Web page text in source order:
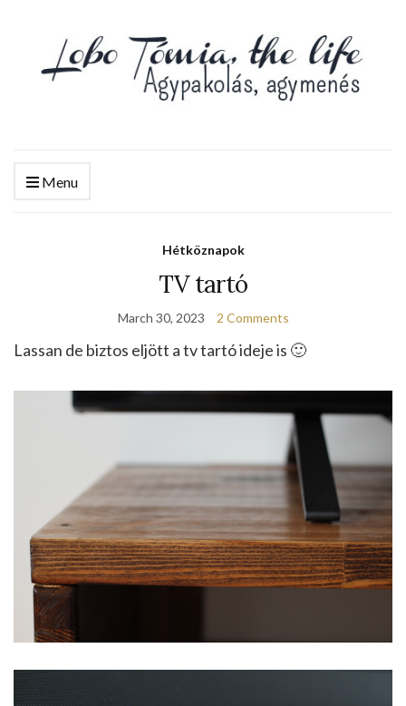
Menu
Hétköznapok
TV tartó
March 30, 2023 2 Comments
Lassan de biztos eljött a tv tartó ideje is 🙂